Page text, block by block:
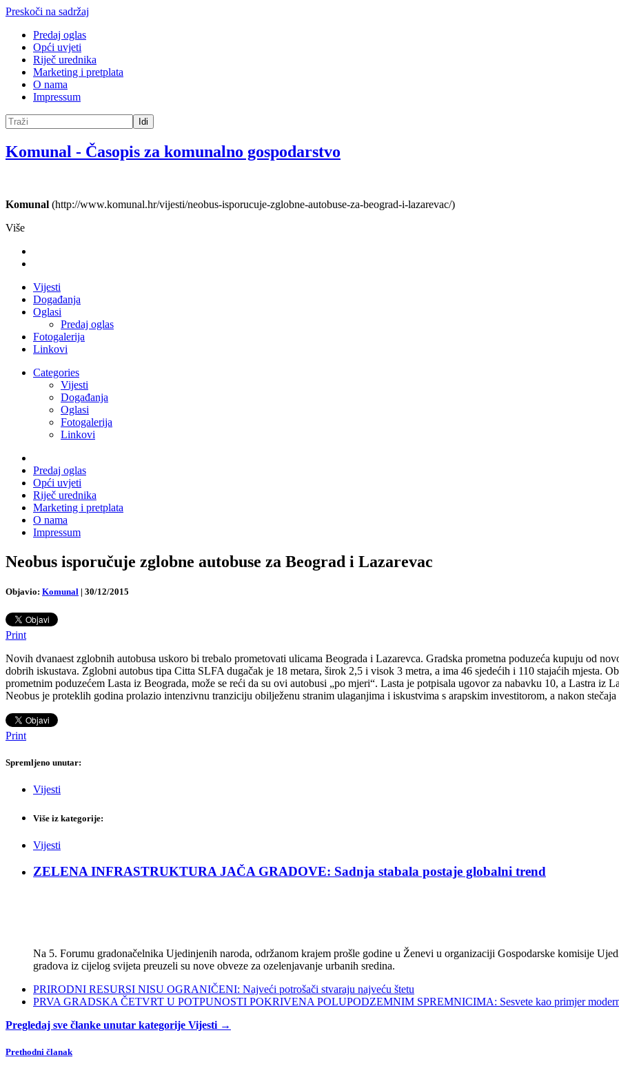
Preskoči na sadržaj
Predaj oglas
Opći uvjeti
Riječ urednika
Marketing i pretplata
O nama
Impressum
Idi
Komunal - Časopis za komunalno gospodarstvo
Komunal (http://www.komunal.hr/vijesti/neobus-isporucuje-zglobne-autobuse-za-beograd-i-lazarevac/)
Više
Vijesti
Događanja
Oglasi
Predaj oglas
Fotogalerija
Linkovi
Categories
Vijesti
Događanja
Oglasi
Fotogalerija
Linkovi
Predaj oglas
Opći uvjeti
Riječ urednika
Marketing i pretplata
O nama
Impressum
Neobus isporučuje zglobne autobuse za Beograd i Lazarevac
Objavio: Komunal | 30/12/2015
Print
Novih dvanaest zglobnih autobusa uskoro bi trebalo prometovati ulicama Beograda i Lazarevca. Gradska prometna poduzeća kupuju od
dobrih iskustava. Zglobni autobus tipa Citta SLFA dugačak je 18 metara, širok 2,5 i visok 3 metra, a ima 46 sjedećih i 110 stajaćih mjesta.
prometnim poduzećem Lasta iz Beograda, može se reći da su ovi autobusi „po mjeri“. Lasta je potpisala ugovor za nabavku 10, a Lastra iz
Neobus je proteklih godina prolazio intenzivnu tranziciju obilježenu stranim ulaganjima i iskustvima s arapskim investitorom, a nakon
Print
Spremljeno unutar:
Vijesti
Više iz kategorije:
Vijesti
ZELENA INFRASTRUKTURA JAČA GRADOVE: Sadnja stabala postaje globalni trend
Na 5. Forumu gradonačelnika Ujedinjenih naroda, održanom krajem prošle godine u Ženevi u organizaciji Gospodarske komisije
gradova iz cijelog svijeta preuzeli su nove obveze za ozelenjavanje urbanih sredina.
PRIRODNI RESURSI NISU OGRANIČENI: Najveći potrošači stvaraju najveću štetu
PRVA GRADSKA ČETVRT U POTPUNOSTI POKRIVENA POLUPODZEMNIM SPREMNICIMA: Sesvete kao primjer
Pregledaj sve članke unutar kategorije Vijesti →
Prethodni članak